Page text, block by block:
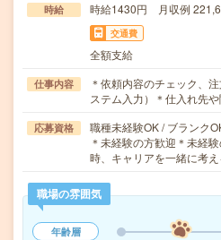
時給 時給1430円 月収例
交通費
全額支給
仕事内容
＊依頼内容のチェック、
ステム入力）＊仕入れ先
応募資格
職種未経験OK / ブランク
＊未経験の方歓迎＊未経
時、キャリアを一緒に考
職場の雰囲気
年齢層